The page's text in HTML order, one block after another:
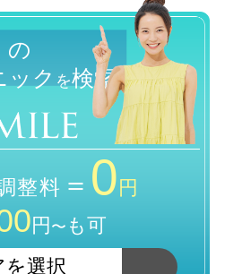
の
ック を検索
整料 ＝ 0 円
円〜 も可